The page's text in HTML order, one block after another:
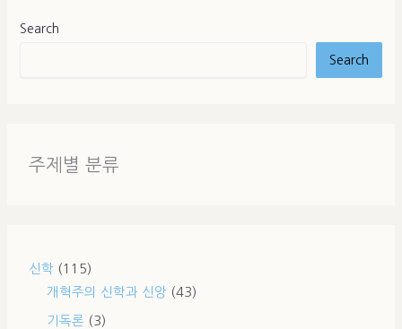
Search
Search
주제별 분류
신학 (115)
개혁주의 신학과 신앙 (43)
기독론 (3)